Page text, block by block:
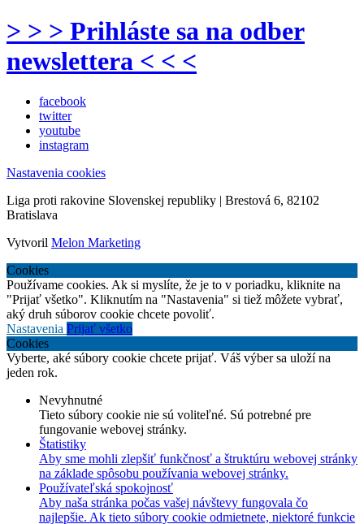
> > > Prihláste sa na odber
newslettera < < <
facebook
twitter
youtube
instagram
Nastavenia cookies
Liga proti rakovine Slovenskej republiky | Brestová 6, 82102
Bratislava
Vytvoril Melon Marketing
Cookies
Používame cookies. Ak si myslíte, že je to v poriadku, kliknite na
"Prijať všetko". Kliknutím na "Nastavenia" si tiež môžete vybrať,
aký druh súborov cookie chcete povoliť.
Nastavenia Prijať všetko
Cookies
Vyberte, aké súbory cookie chcete prijať. Váš výber sa uloží na
jeden rok.
Nevyhnutné
Tieto súbory cookie nie sú voliteľné. Sú potrebné pre
fungovanie webovej stránky.
Štatistiky
Aby sme mohli zlepšiť funkčnosť a štruktúru webovej stránky
na základe spôsobu používania webovej stránky.
Používateľská spokojnosť
Aby naša stránka počas vašej návštevy fungovala čo
najlepšie. Ak tieto súbory cookie odmietnete, niektoré funkcie